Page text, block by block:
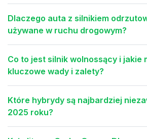
Dlaczego auta z silnikiem
używane w ruchu drogowym?
Co to jest silnik wolnossący i jakie
kluczowe wady i zalety?
Które hybrydy są najbardziej
2025 roku?